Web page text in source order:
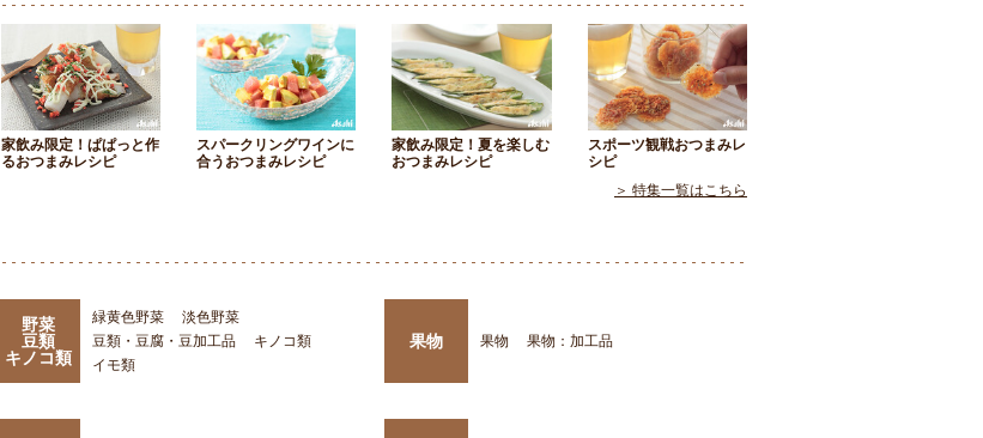
家飲み限定！ぱぱっと作
るおつまみレシピ
スパークリングワインに
合うおつまみレシピ
家飲み限定！夏を楽しむ
おつまみレシピ
スポーツ観戦おつまみレ
シピ
＞ 特集一覧はこちら
野菜
豆類
キノコ類
緑黄色野菜
淡色野菜
豆類・豆腐・豆加工品
キノコ類
イモ類
果物 果物 果物：加工品